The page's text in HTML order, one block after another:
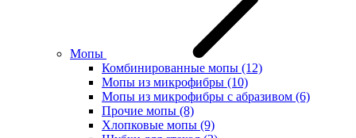
Мопы
Комбинированные мопы (12)
Мопы из микрофибры (10)
Мопы из микрофибры с абразивом (6)
Прочие мопы (8)
Хлопковые мопы (9)